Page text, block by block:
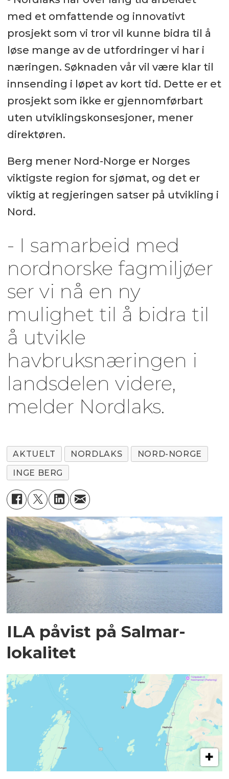
med et omfattende og innovativt
prosjekt som vi tror vil kunne bidra til å
løse mange av de utfordringer vi har i
næringen. Søknaden vår vil være klar til
innsending i løpet av kort tid. Dette er et
prosjekt som ikke er gjennomførbart
uten utviklingskonsesjoner, mener
direktøren.
Berg mener Nord-Norge er Norges
viktigste region for sjømat, og det er
viktig at regjeringen satser på utvikling i
Nord.
- I samarbeid med
nordnorske fagmiljøer
ser vi nå en ny
mulighet til å bidra til
å utvikle
havbruksnæringen i
landsdelen videre,
melder Nordlaks.
AKTUELT NORDLAKS
NORD-NORGE
INGE BERG
ILA påvist på Salmar-
lokalitet